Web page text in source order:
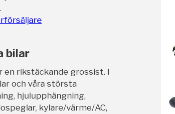
bilar
en rikstäckande grossist. I
och våra största
hjulupphängning,
kylare/värme/AC,